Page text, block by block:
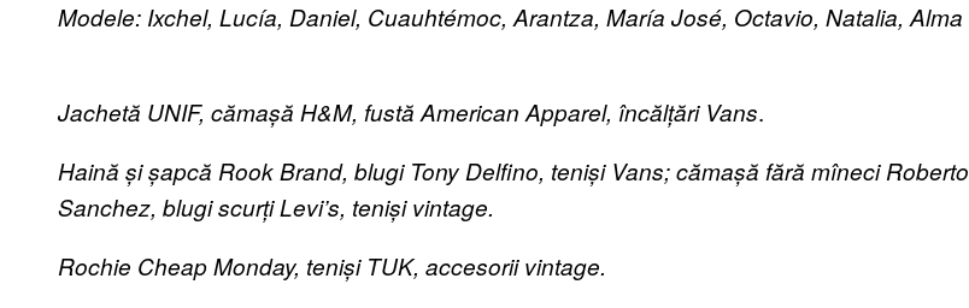
Modele: Ixchel, Lucía, Daniel, Cuauhtémoc, Arantza, María José, Octavio, Natalia, Alma
Jachetă UNIF, cămașă H&M, fustă American Apparel, încălțări Vans.
Haină și șapcă Rook Brand, blugi Tony Delfino, teniși Vans; cămașă fără mîneci Roberto
Sanchez, blugi scurți Levi’s, teniși vintage.
Rochie Cheap Monday, teniși TUK, accesorii vintage.